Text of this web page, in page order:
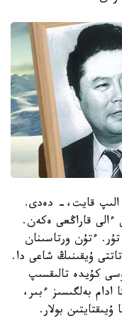
الىپ قايت،- دەدى.
قاراڭعى ەكەن.
ءتۇن ورتاسىنان
ۇيقىنىڭ شاعى دا.
كۇيدە تالىقسىپ
بەلگىسىز ءبىر،
بولار.